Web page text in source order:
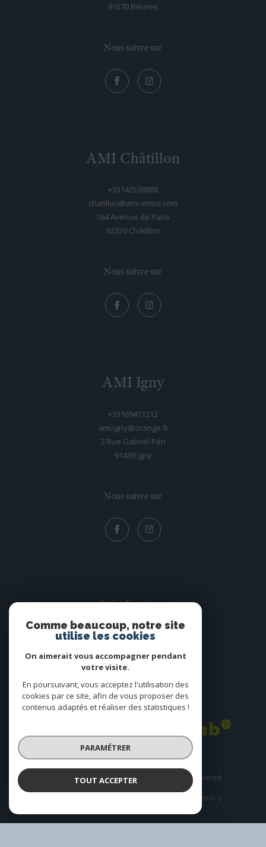
91570
bièvres
Nous suivre sur
AMI Châtillon
+33142538888
chatillon@ami-immo.com
164 Avenue de Paris
92320
châtillon
Nous suivre sur
AMI Igny
+33169411212
ami.igny@orange.fr
2 Rue Gabriel Péri
91430 igny
Nous suivre sur
Avis clients
Adhérents
© 2026 | Tous droits réservés | Traduction powered
Admin
Comme beaucoup, notre site
utilise les cookies
On aimerait vous accompagner pendant
votre visite.
En poursuivant, vous acceptez l'utilisation des
cookies par ce site, afin de vous proposer des
contenus adaptés et réaliser des statistiques !
PARAMÉTRER
TOUT ACCEPTER